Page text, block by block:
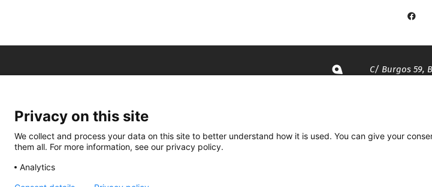
C/ Burgos 59,
935 120 481
Privacy on this site
We collect and process your data on this site to better understand how it is used. You can give your
them all. For more information, see our privacy policy.
Analytics